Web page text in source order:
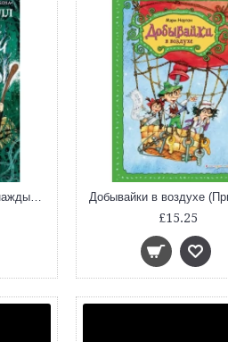
Волшебники страны Однажды. Кн.2. Двойная магия
£15.25